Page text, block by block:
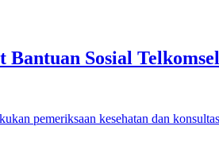
Sosial Telkomsel